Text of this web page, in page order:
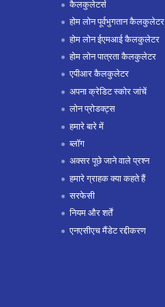
कैलकुलेटर्स
होम लोन पूर्वभुगतान कैलकुलेटर
होम लोन ईएमआई कैलकुलेटर
होम लोन पात्रता कैलकुलेटर
एपीआर कैलकुलेटर
अपना क्रेडिट स्कोर जांचें
लोन प्रोडक्ट्स
हमारे बारे में
ब्लॉग
अक्सर पूछे जाने वाले प्रश्न
हमारे ग्राहक क्या कहते हैं
सरफेसी
नियम और शर्तें
एनएसीएच मैंडेट रद्दीकरण